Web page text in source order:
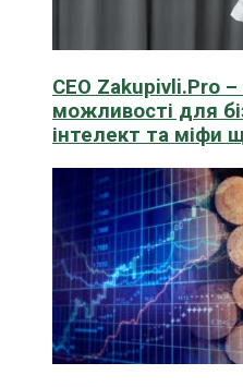
CEO Zakupivli.Pro
можливості для
інтелект та міфи